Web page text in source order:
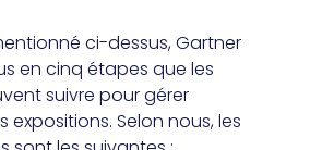
ci-dessus, Gartner
en cinq étapes que les
suivre pour gérer
Selon nous, les